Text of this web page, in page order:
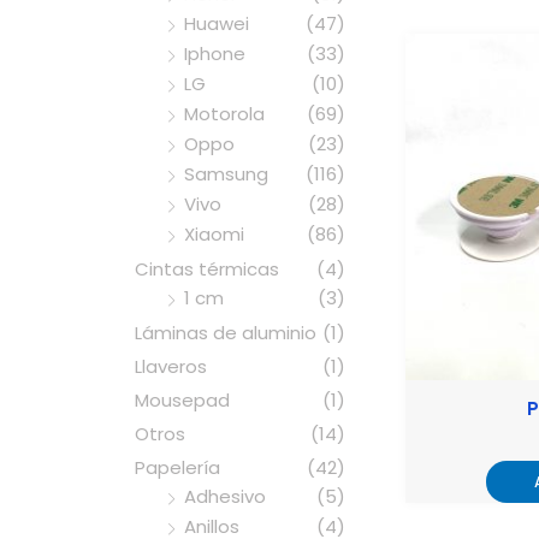
Huawei
(47)
Iphone
(33)
LG
(10)
Motorola
(69)
Oppo
(23)
Samsung
(116)
Vivo
(28)
Xiaomi
(86)
Cintas térmicas
(4)
1 cm
(3)
Láminas de aluminio (1)
Llaveros
(1)
Mousepad
(1)
Otros
(14)
Papelería
(42)
Adhesivo
(5)
Anillos
(4)